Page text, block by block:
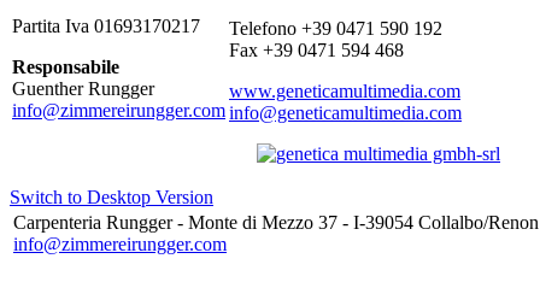
Partita Iva 01693170217
Responsabile
Guenther Rungger
info@zimmereirungger.com
Telefono +39 0471 590 192
Fax +39 0471 594 468
www.geneticamultimedia.com
info@geneticamultimedia.com
Switch to Desktop Version
Carpenteria Rungger - Monte di Mezzo 37 - I-39054 Collalbo/
info@zimmereirungger.com